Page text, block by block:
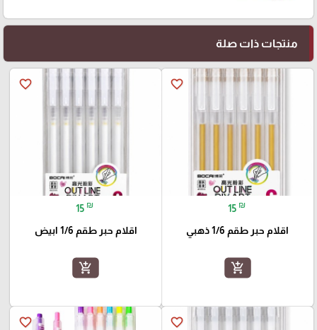
منتجات ذات صلة
favorite_border
15 ₪
اقلام حبر طقم 1/6 ذهبي
add_shopping_cart
favorite_border
15 ₪
اقلام حبر طقم 1/6 ابيض
add_shopping_cart
favorite_border
favorite_border